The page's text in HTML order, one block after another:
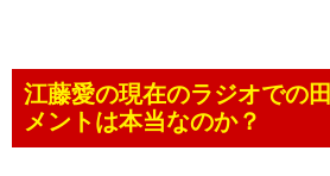
江藤愛の現在のラジオでの
メントは本当なのか？